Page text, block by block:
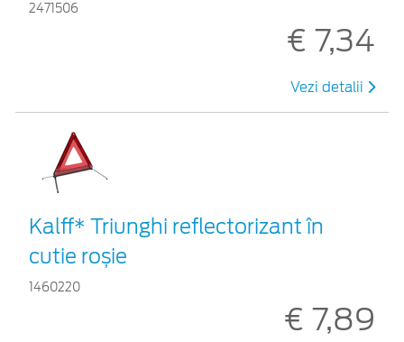
2471506
€ 7,34
Vezi detalii
Kalff* Triunghi reflectorizant în
cutie roșie
1460220
€ 7,89